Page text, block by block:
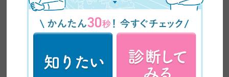
ーそしたらいまは副業でWEBデザインをしているんですか？
そうですね、一応、個人事業主の届出というか、開業届けは出し
ているのでそのままフリーランスでもいけるんですけど、子ども
がまだ小さいので、本業で安定した収入を保ちつつ、副業で際限
なく働けたら嬉しいなと思っています。